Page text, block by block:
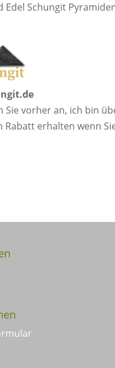
Edel Schungit
Sie vorher an, ich bin
Rabatt erhalten wenn